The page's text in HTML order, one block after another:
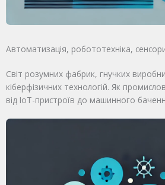
Автоматизація, робототехніка,
Світ розумних фабрик, гнучких
кіберфізичних технологій. Як
від IoT-пристроїв до машинного